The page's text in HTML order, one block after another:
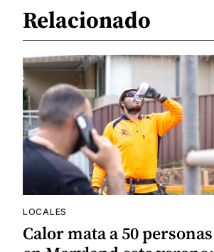
Relacionado
LOCALES
Calor mata a 50 personas